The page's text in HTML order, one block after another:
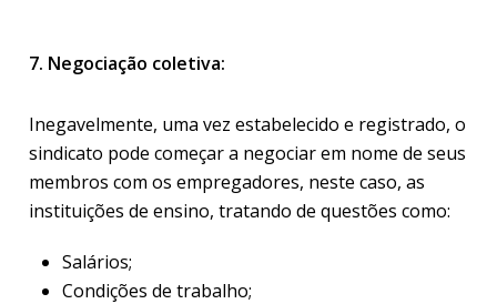
7. Negociação coletiva:
Inegavelmente, uma vez estabelecido e registrado, o
sindicato pode começar a negociar em nome de seus
membros com os empregadores, neste caso, as
instituições de ensino, tratando de questões como:
Salários;
Condições de trabalho;